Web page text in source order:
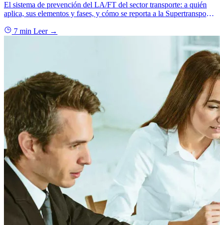
El sistema de prevención del LA/FT del sector transporte: a quién
aplica, sus elementos y fases, y cómo se reporta a la Supertransporte
7 min Leer →